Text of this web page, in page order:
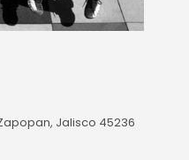
Jalisco 45236